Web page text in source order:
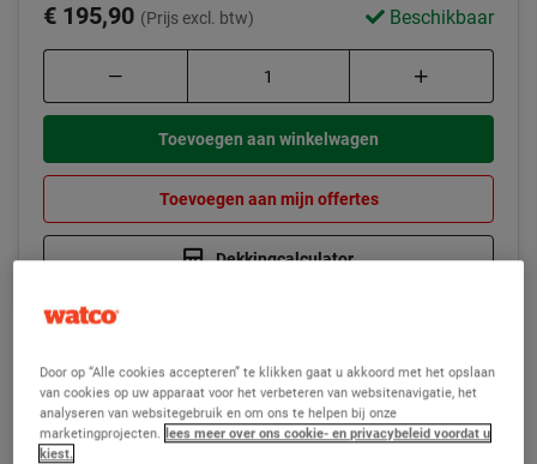
€ 195,90 (Prijs excl. btw) Beschikbaar
Toevoegen aan winkelwagen
Toevoegen aan mijn offertes
Dekkingcalculator
Door op “Alle cookies accepteren” te klikken gaat u akkoord met het opslaan
van cookies op uw apparaat voor het verbeteren van websitenavigatie, het
analyseren van websitegebruik en om ons te helpen bij onze
marketingprojecten. lees meer over ons cookie- en privacybeleid voordat u
kiest.